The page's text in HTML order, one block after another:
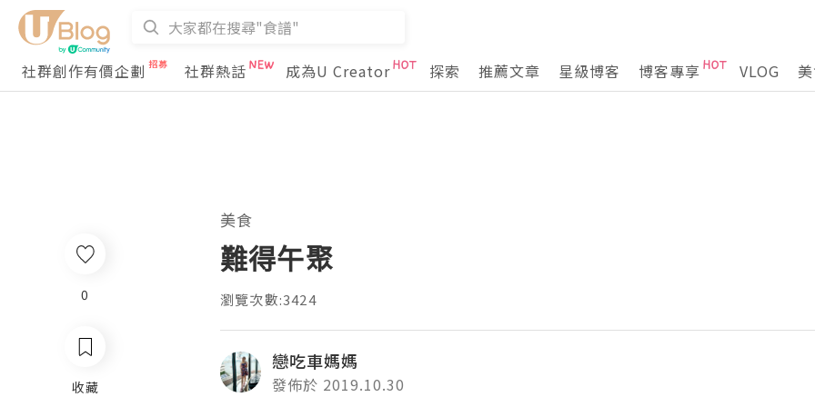
社群創作有價企劃 社群熱話 成為U Creator 探索 推薦文章 星級博客 博客專享 VLOG
0
收藏
美食
難得午聚
瀏覽次數:3424
戀吃車媽媽
發佈於 2019.10.30